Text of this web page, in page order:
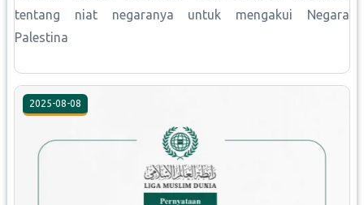
tentang niat negaranya untuk mengakui Negara
Palestina
2025-08-08